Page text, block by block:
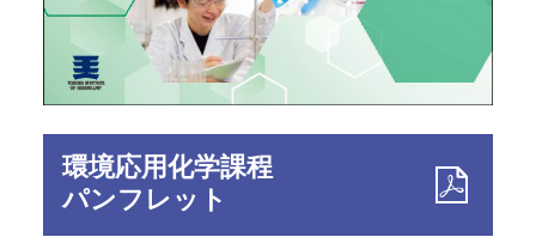
環境応用化学課程
パンフレット